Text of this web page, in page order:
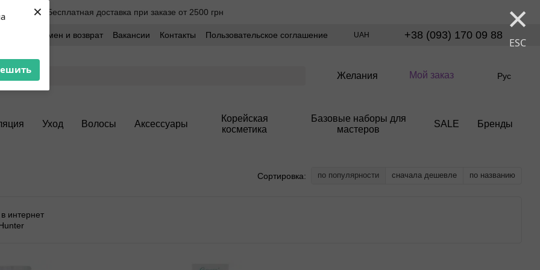
× ×
ESC
Бесплатная доставка при заказе от 2500 грн
Обмен и возврат Вакансии Контакты
Пользовательское соглашение
UAH +38 (093) 170 09 88
Желания Мой заказ Рус
Уход Волосы Аксессуары
Корейская
косметика
Базовые наборы для
мастеров
SALE Бренды
Сортировка: по популярности сначала дешевле по названию